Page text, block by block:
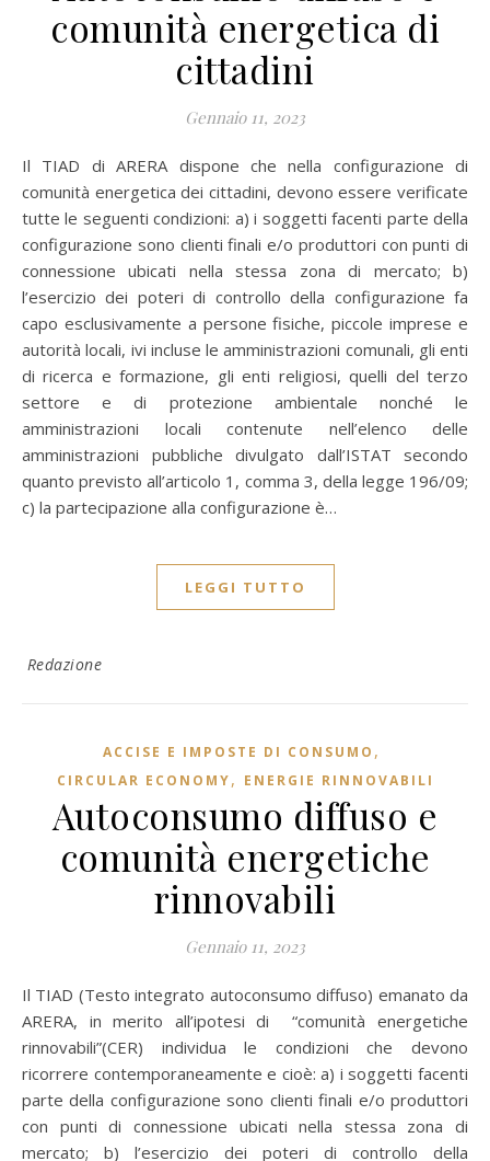
comunità energetica di
cittadini
Gennaio 11, 2023
Il TIAD di ARERA dispone che nella configurazione di
comunità energetica dei cittadini, devono essere verificate
tutte le seguenti condizioni: a) i soggetti facenti parte della
configurazione sono clienti finali e/o produttori con punti di
connessione ubicati nella stessa zona di mercato; b)
l’esercizio dei poteri di controllo della configurazione fa
capo esclusivamente a persone fisiche, piccole imprese e
autorità locali, ivi incluse le amministrazioni comunali, gli enti
di ricerca e formazione, gli enti religiosi, quelli del terzo
settore e di protezione ambientale nonché le
amministrazioni locali contenute nell’elenco delle
amministrazioni pubbliche divulgato dall’ISTAT secondo
quanto previsto all’articolo 1, comma 3, della legge 196/09;
c) la partecipazione alla configurazione è…
LEGGI TUTTO
Redazione
ACCISE E IMPOSTE DI CONSUMO ,
CIRCULAR ECONOMY, ENERGIE RINNOVABILI
Autoconsumo diffuso e
comunità energetiche
rinnovabili
Gennaio 11, 2023
Il TIAD (Testo integrato autoconsumo diffuso) emanato da
ARERA, in merito all’ipotesi di “comunità energetiche
rinnovabili”(CER) individua le condizioni che devono
ricorrere contemporaneamente e cioè: a) i soggetti facenti
parte della configurazione sono clienti finali e/o produttori
con punti di connessione ubicati nella stessa zona di
mercato; b) l’esercizio dei poteri di controllo della